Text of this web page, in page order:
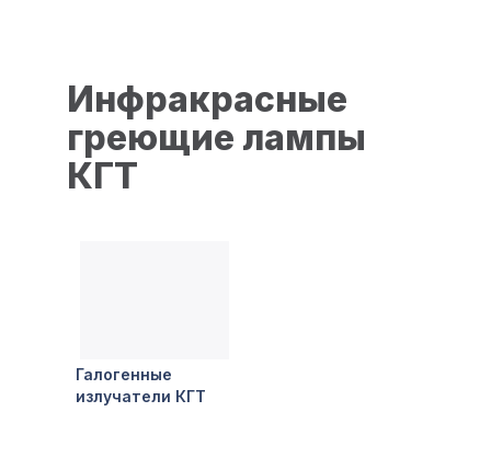
Инфракрасные
греющие лампы
КГТ
Галогенные
излучатели КГТ